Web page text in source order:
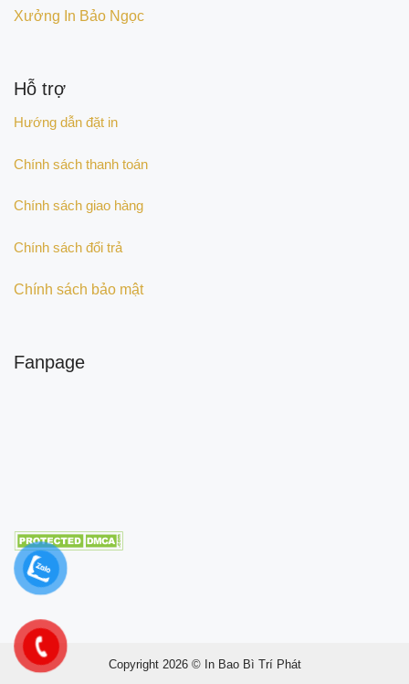
Xưởng In Bảo Ngọc
Hỗ trợ
Hướng dẫn đặt in
Chính sách thanh toán
Chính sách giao hàng
Chính sách đổi trả
Chính sách bảo mật
Fanpage
Copyright 2026 © In Bao Bì Trí Phát